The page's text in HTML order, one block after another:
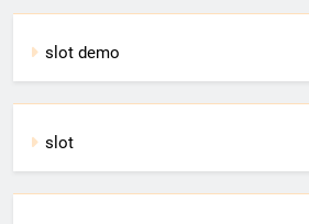
slot demo
slot